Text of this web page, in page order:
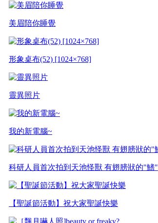
美眉陪你睡覺
形象桌布(52) [1024×768]
靈異照片
我的新電腦~
科研人員首次拍到天池怪獸 有翅膀狀的"鰭"
【聖誕節活動】祝大家聖誕快樂